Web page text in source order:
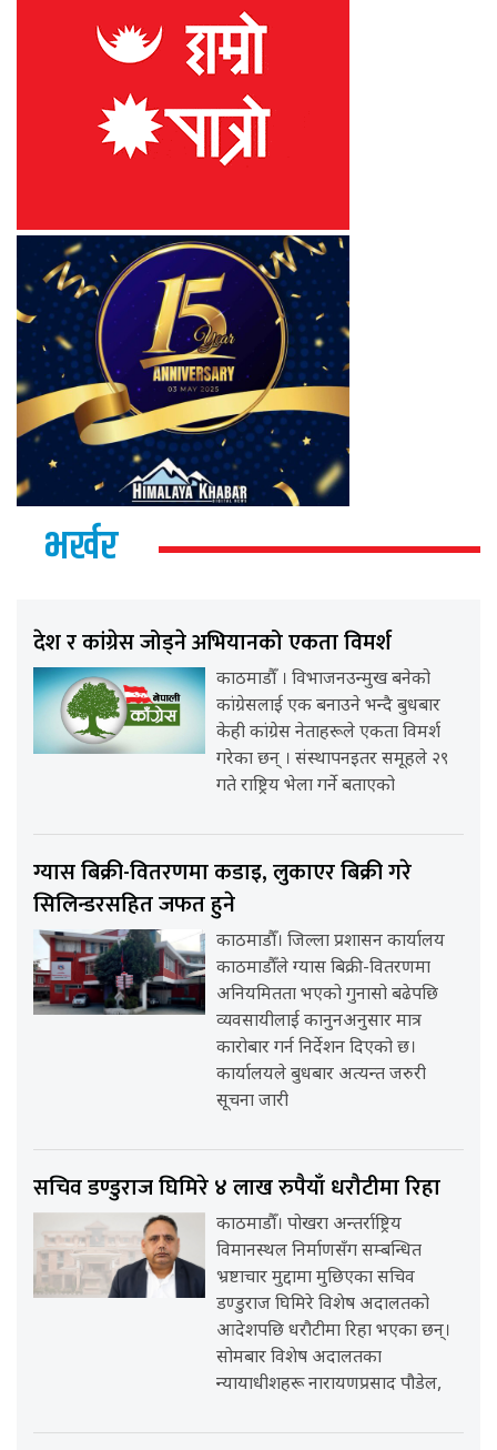
भर्खर
देश र कांग्रेस जोड्ने अभियानको एकता विमर्श
काठमाडौँ । विभाजनउन्मुख बनेको
कांग्रेसलाई एक बनाउने भन्दै बुधबार
केही कांग्रेस नेताहरूले एकता विमर्श
गरेका छन् । संस्थापनइतर समूहले २९
गते राष्ट्रिय भेला गर्ने बताएको
ग्यास बिक्री-वितरणमा कडाइ, लुकाएर बिक्री गरे
सिलिन्डरसहित जफत हुने
काठमाडौँ। जिल्ला प्रशासन कार्यालय
काठमाडौँले ग्यास बिक्री-वितरणमा
अनियमितता भएको गुनासो बढेपछि
व्यवसायीलाई कानुनअनुसार मात्र
कारोबार गर्न निर्देशन दिएको छ।
कार्यालयले बुधबार अत्यन्त जरुरी
सूचना जारी
सचिव डण्डुराज घिमिरे ४ लाख रुपैयाँ धरौटीमा रिहा
काठमाडौँ। पोखरा अन्तर्राष्ट्रिय
विमानस्थल निर्माणसँग सम्बन्धित
भ्रष्टाचार मुद्दामा मुछिएका सचिव
डण्डुराज घिमिरे विशेष अदालतको
आदेशपछि धरौटीमा रिहा भएका छन्।
सोमबार विशेष अदालतका
न्यायाधीशहरू नारायणप्रसाद पौडेल,